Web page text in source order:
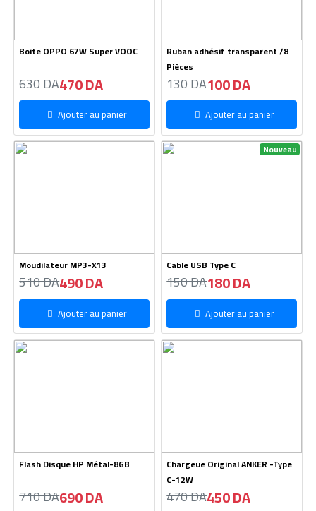
Boite OPPO 67W Super VOOC
630 DA470 DA
Ajouter au panier
Ruban adhésif transparent /8
Pièces
130 DA100 DA
Ajouter au panier
Moudilateur MP3-X13
510 DA490 DA
Ajouter au panier
Nouveau
Cable USB Type C
150 DA180 DA
Ajouter au panier
Flash Disque HP Métal-8GB
710 DA690 DA
Chargeue Original ANKER -Type
C-12W
470 DA450 DA